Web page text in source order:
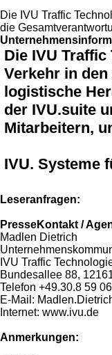
Die IVU Traffic
die
Die IVU
Verkehr in
logistische
der IVU.suite
Mitarbeitern,
IVU. Systeme
Leseranfragen:
PresseKontakt /
Madlen Dietrich
IVU Traffic
Bundesallee 88,
Telefon +49.30.8 59
E-Mail:
Internet: www.ivu.de
Anmerkungen: